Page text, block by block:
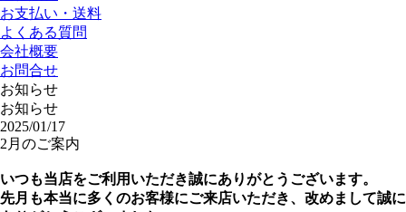
お支払い・送料
よくある質問
会社概要
お問合せ
お知らせ
お知らせ
2025/01/17
2月のご案内
いつも当店をご利用いただき誠にありがとうございます。
先月も本当に多くのお客様にご来店いただき、改めまして誠に